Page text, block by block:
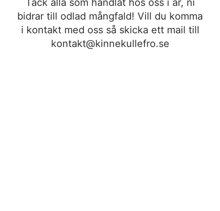
Tack alla som handlat hos oss i år, ni
bidrar till odlad mångfald! Vill du komma
i kontakt med oss så skicka ett mail till
kontakt@kinnekullefro.se